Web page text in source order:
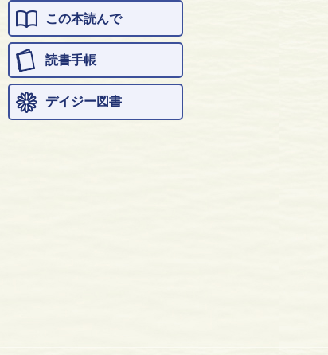
この本読んで
読書手帳
デイジー図書